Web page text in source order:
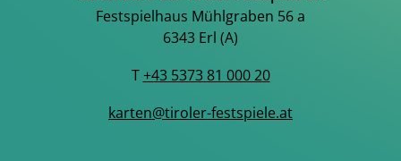
Festspielhaus Mühlgraben 56 a
6343 Erl (A)
T+43 5373 81 000 20
karten@tiroler-festspiele.at